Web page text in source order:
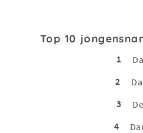
Top 10
1
2
3
4